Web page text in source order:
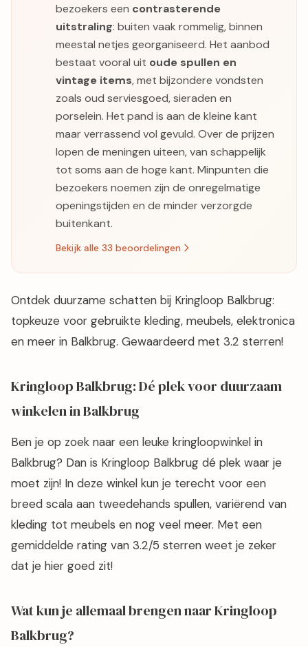
bezoekers een contrasterende
uitstraling: buiten vaak rommelig, binnen
meestal netjes georganiseerd. Het aanbod
bestaat vooral uit oude spullen en
vintage items, met bijzondere vondsten
zoals oud serviesgoed, sieraden en
porselein. Het pand is aan de kleine kant
maar verrassend vol gevuld. Over de prijzen
lopen de meningen uiteen, van schappelijk
tot soms aan de hoge kant. Minpunten die
bezoekers noemen zijn de onregelmatige
openingstijden en de minder verzorgde
buitenkant.
Bekijk alle 33 beoordelingen
Ontdek duurzame schatten bij Kringloop Balkbrug:
topkeuze voor gebruikte kleding, meubels, elektronica
en meer in Balkbrug. Gewaardeerd met 3.2 sterren!
Kringloop Balkbrug: Dé plek voor duurzaam
winkelen in Balkbrug
Ben je op zoek naar een leuke kringloopwinkel in
Balkbrug? Dan is Kringloop Balkbrug dé plek waar je
moet zijn! In deze winkel kun je terecht voor een
breed scala aan tweedehands spullen, variërend van
kleding tot meubels en nog veel meer. Met een
gemiddelde rating van 3.2/5 sterren weet je zeker
dat je hier goed zit!
Wat kun je allemaal brengen naar Kringloop
Balkbrug?